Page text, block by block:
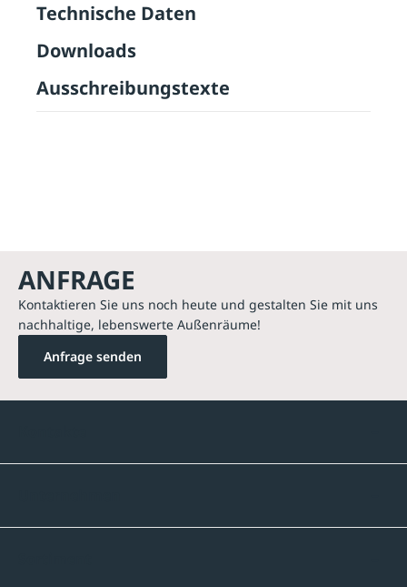
Technische Daten
Downloads
Ausschreibungstexte
ANFRAGE
Kontaktieren Sie uns noch heute und gestalten Sie mit uns
nachhaltige, lebenswerte Außenräume!
Anfrage senden